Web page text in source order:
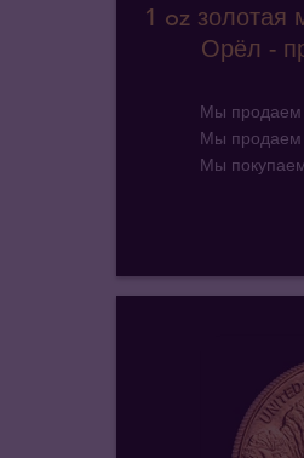
1 oz золотая
Орёл -
Мы продаем
Мы продаем
Мы